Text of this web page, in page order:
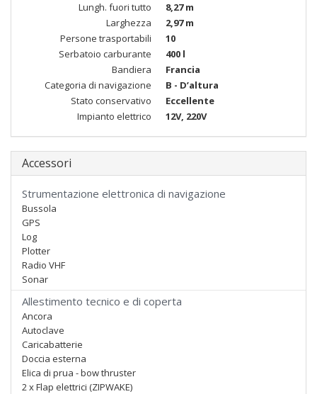
Lungh. fuori tutto
8,27 m
Larghezza
2,97 m
Persone trasportabili
10
Serbatoio carburante
400 l
Bandiera
Francia
Categoria di navigazione
B - D’altura
Stato conservativo
Eccellente
Impianto elettrico
12V, 220V
Accessori
Strumentazione elettronica di navigazione
Bussola
GPS
Log
Plotter
Radio VHF
Sonar
Allestimento tecnico e di coperta
Ancora
Autoclave
Caricabatterie
Doccia esterna
Elica di prua - bow thruster
2 x Flap elettrici (ZIPWAKE)